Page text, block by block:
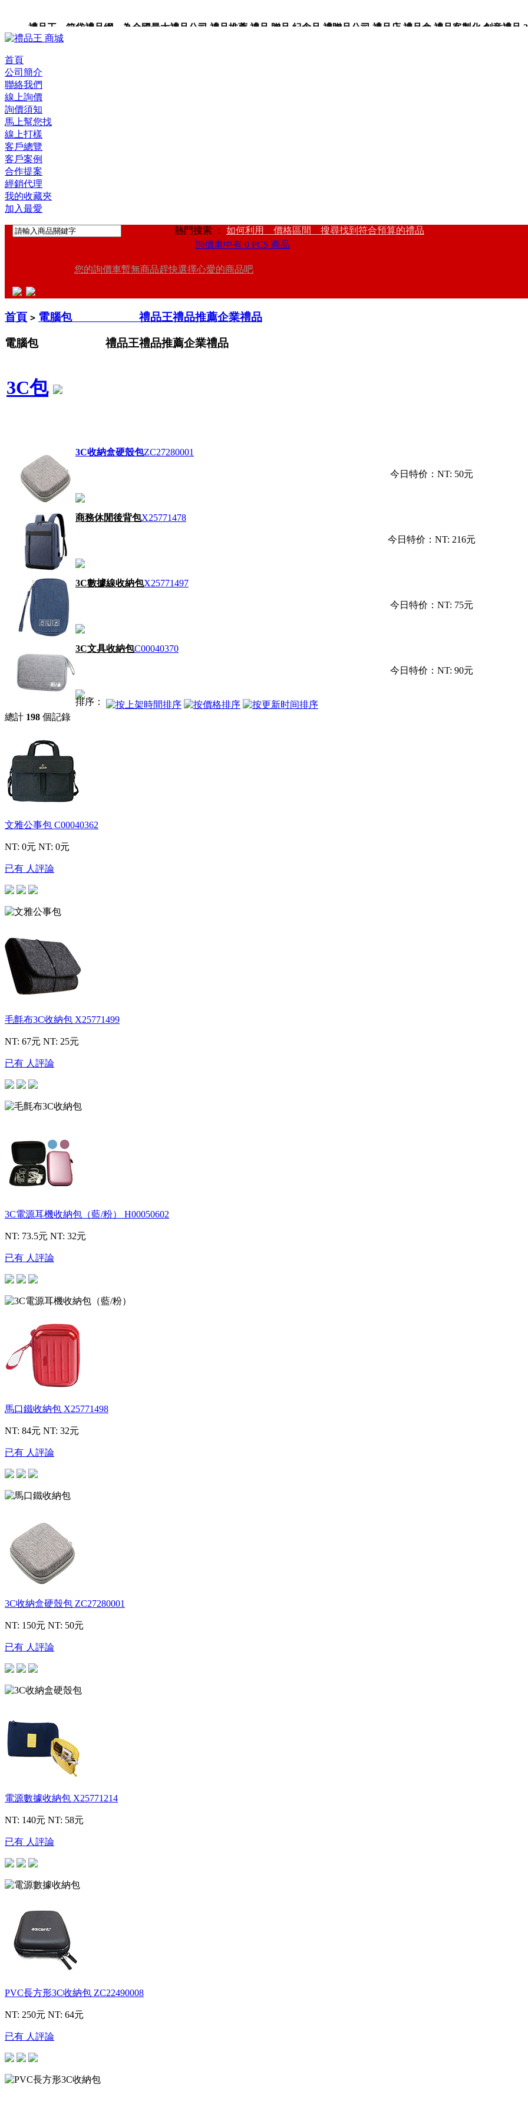
禮品王 箱袋禮品網 為全國最大禮品公司,禮品推薦,禮品,贈品,紀念品,禮贈品公司,禮品店,禮品盒,禮品客製化,創意禮品
首頁
公司簡介
聯絡我們
線上詢價
詢價須知
馬上幫您找
線上打樣
客戶總覽
客戶案例
合作提案
經銷代理
我的收藏夾
加入最愛
熱門搜索 ： 如何利用 價格區間 搜尋找到符合預算的禮品
詢價車中有 0 PCS 商品
您的詢價車暫無商品趕快選擇心愛的商品吧
首頁 > 電腦包 禮品王禮品推薦企業禮品
電腦包 禮品王禮品推薦企業禮品
3C包
3C收納盒硬殼包ZC27280001
今日特价： NT: 50元
商務休閒後背包X25771478
今日特价： NT: 216元
3C數據線收納包X25771497
今日特价： NT: 75元
3C文具收納包C00040370
今日特价： NT: 90元
排序：
總計 198 個記錄
文雅公事包 C00040362
NT: 0元 NT: 0元
已有 人評論
毛氈布3C收納包 X25771499
NT: 67元 NT: 25元
已有 人評論
3C電源耳機收納包（藍/粉） H00050602
NT: 73.5元 NT: 32元
已有 人評論
馬口鐵收納包 X25771498
NT: 84元 NT: 32元
已有 人評論
3C收納盒硬殼包 ZC27280001
NT: 150元 NT: 50元
已有 人評論
電源數據收納包 X25771214
NT: 140元 NT: 58元
已有 人評論
PVC長方形3C收納包 ZC22490008
NT: 250元 NT: 64元
已有 人評論